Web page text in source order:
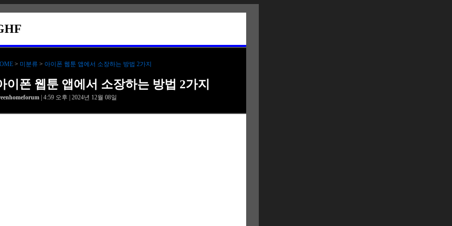
> 미분류 > 아이폰 웹툰 앱에서 소장하는 방법 2가지
이폰 웹툰 앱에서 소장하는 방법 2가지
| 4:59 오후 | 2024년 12월 08일